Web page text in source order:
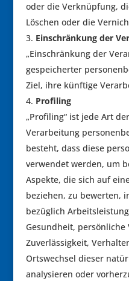
oder die Verknüpfung,
Löschen oder die
Einschränkung der
„Einschränkung der
gespeicherter
Ziel, ihre künftige
Profiling
„Profiling“ ist jede Art
Verarbeitung
besteht, dass diese
verwendet werden, um
Aspekte, die sich auf
beziehen, zu bewerten,
bezüglich
Gesundheit, persönliche
Zuverlässigkeit,
Ortswechsel dieser
analysieren oder